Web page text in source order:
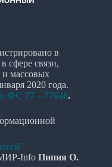
в
сфере связи,
массовых
2020 года.
ФС 77 – 77646.
МИР-Info Пипия О.